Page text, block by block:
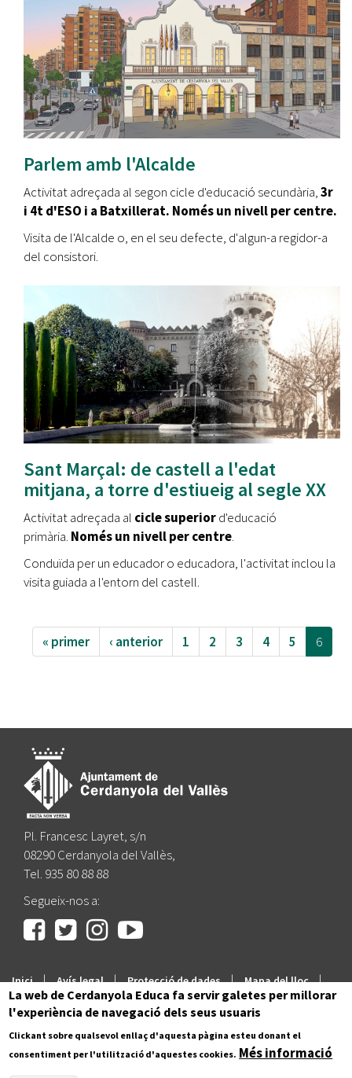
Parlem amb l'Alcalde
Activitat adreçada al segon cicle d'educació secundària,3r
i 4t d'ESO i a Batxillerat. Només un nivell per centre.
Visita de l'Alcalde o, en el seu defecte, d'algun-a regidor-a
del consistori.
Sant Marçal: de castell a l'edat
mitjana, a torre d'estiueig al segle XX
Activitat adreçada al cicle superiord'educació
primària. Només un nivell per centre.
Conduïda per un educador o educadora, l'activitat inclou la
visita guiada a l'entorn del castell.
« primer ‹ anterior 1 2 3 4 5 6
Pl. Francesc Layret, s/n
08290 Cerdanyola del Vallès,
Tel. 935 80 88 88
Segueix-nos a:
Inici | Avís legal | Protecció de dades | Mapa del lloc |
Accessibilitat
La web de Cerdanyola Educa fa servir galetes per millorar
l'experiència de navegació dels seus usuaris
Clickant sobre qualsevol enllaç d'aquesta pàgina esteu donant el
consentiment per l'utilització d'aquestes cookies. Més informació